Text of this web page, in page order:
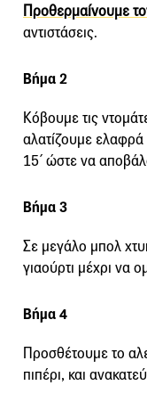
Προθερμαίνουμε
αντιστάσεις.
Βήμα 2
Κόβουμε τις
αλατίζουμε ελαφρά
15΄ ώστε να
Βήμα 3
Σε μεγάλο μπολ
γιαούρτι μέχρι να
Βήμα 4
Προσθέτουμε το
πιπέρι, και